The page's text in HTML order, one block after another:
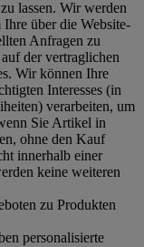
lassen. Wir werden
Ihre über die Website-
Anfragen zu
der vertraglichen
Wir können Ihre
Interesses (in
verarbeiten, um
Sie Artikel in
ohne den Kauf
innerhalb einer
keine weiteren
zu Produkten
personalisierte